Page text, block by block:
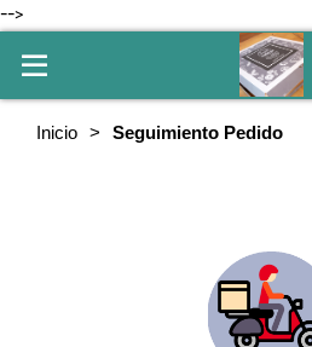
-->
Inicio Seguimiento Pedido